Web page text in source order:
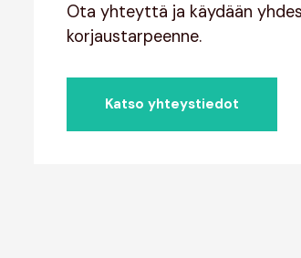
Ota yhteyttä ja käydään
korjaustarpeenne.
Katso yhteystiedot